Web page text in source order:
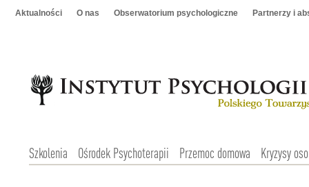
Aktualności O nas Obserwatorium psychologiczne Partnerzy i
Szkolenia Ośrodek Psychoterapii Przemoc domowa Kryzysy